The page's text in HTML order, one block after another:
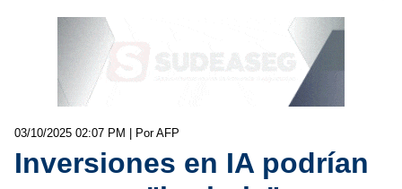
03/10/2025 02:07 PM | Por AFP
Inversiones en IA podrían